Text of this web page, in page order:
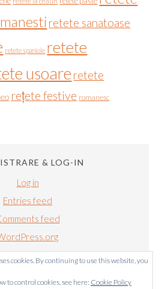
retete sanatoase
retete spaniole retete
usoare retete
rețete festive romanesc
& LOG-IN
Log in
Entries feed
feed
cookies. By continuing to use this website, you
to control cookies, see here: Cookie Policy